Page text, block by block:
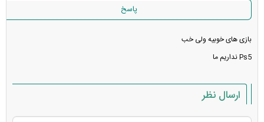
پاسخ
بازی های خوبیه ولی خب
Ps5 نداریم ما
ارسال نظر